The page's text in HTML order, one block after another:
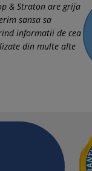
& Straton are grija
sansa sa
informatii de cea
din multe alte